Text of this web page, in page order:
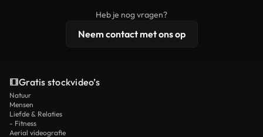
licentiebescherming omvat.
Heb je nog vragen?
Neem contact met ons op
Gratis stockvideo’s
Natuur
Mensen
Liefde & Relaties
- Fitness
Aerial videografie